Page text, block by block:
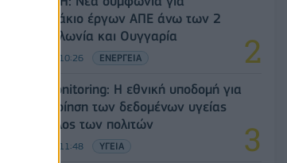
χαρτοφυλάκιο έργων ΑΠΕ άνω των 2
GW σε Πολωνία και Ουγγαρία
08/08/2026 - 10:26 ΕΝΕΡΓΕΙΑ
Health Monitoring: Η εθνική υποδομή για
την αξιοποίηση των δεδομένων υγείας
προς όφελος των πολιτών
08/08/2026 - 11:48 ΥΓΕΙΑ